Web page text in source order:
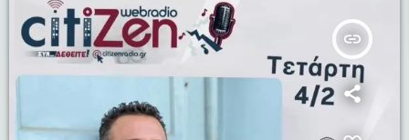
insert_link